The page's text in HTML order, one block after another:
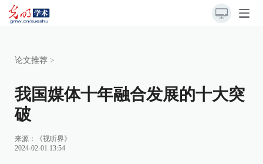
论文推荐 >
我国媒体十年融合发展的十大突
破
来源：《视听界》
2024-02-01 13:54